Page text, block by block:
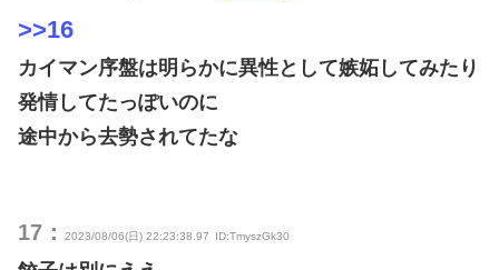
>>16
カイマン序盤は明らかに異性として嫉妬してみたり
発情してたっぽいのに
途中から去勢されてたな
17： 2023/08/06(日) 22:23:38.97 ID:TmyszGk30